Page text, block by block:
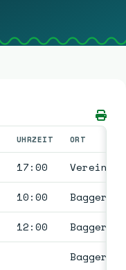
UHRZEIT ORT
17:00
10:00 Baggersee
12:00 Baggersee
Baggersee